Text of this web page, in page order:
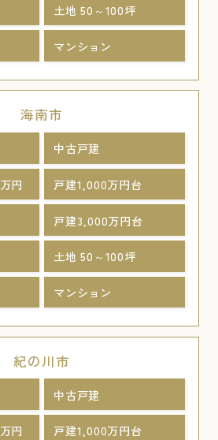
土地 50～100坪
マンション
海南市
中古戸建
円 戸建1,000万円台
戸建3,000万円台
土地 50～100坪
マンション
紀の川市
中古戸建
円 戸建1,000万円台